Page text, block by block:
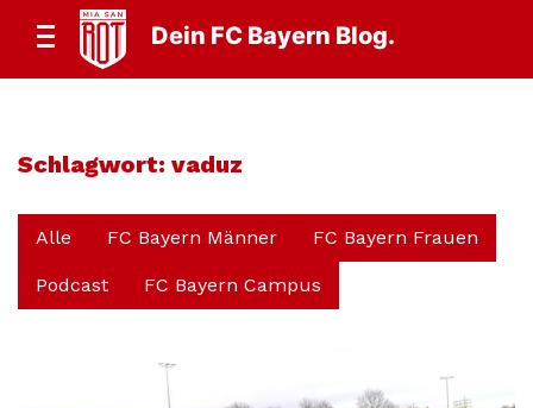
Dein FC Bayern Blog.
Schlagwort: vaduz
Alle FC Bayern Männer FC Bayern Frauen
Podcast FC Bayern Campus